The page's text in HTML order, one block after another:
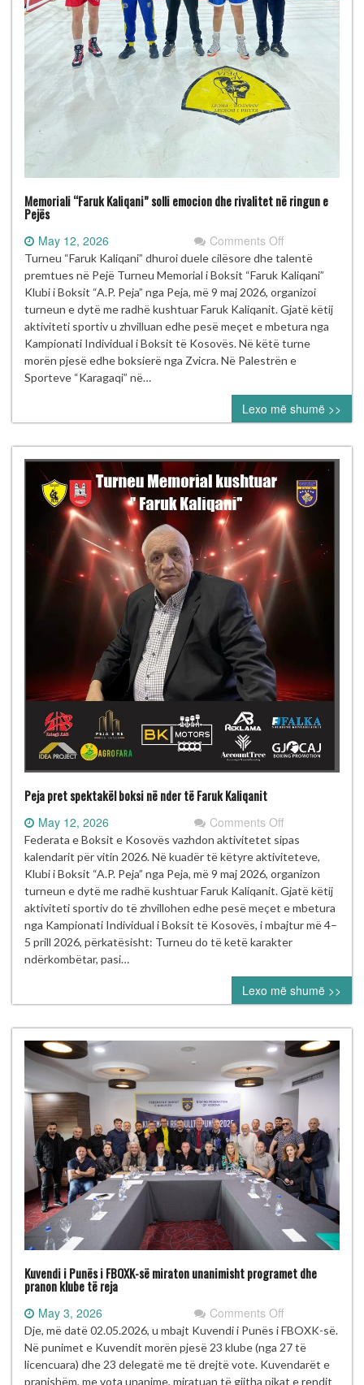
Memoriali “Faruk Kaliqani” solli emocion dhe rivalitet në ringun e
Pejës
May 12, 2026 Comments Offon
Memoriali
“Faruk
Kaliqani”
solli
emocion
dhe
rivalitet
ringun
e
Pejës
Turneu “Faruk Kaliqani” dhuroi duele cilësore dhe talentë
premtues në Pejë Turneu Memorial i Boksit “Faruk Kaliqani”
Klubi i Boksit “A.P. Peja” nga Peja, më 9 maj 2026, organizoi
turneun e dytë me radhë kushtuar Faruk Kaliqanit. Gjatë këtij
aktiviteti sportiv u zhvilluan edhe pesë meçet e mbetura nga
Kampionati Individual i Boksit të Kosovës. Në këtë turne
morën pjesë edhe boksierë nga Zvicra. Në Palestrën e
Sporteve “Karagaqi” në…
Lexo më shumë >>
Peja pret spektakël boksi në nder të Faruk Kaliqanit
May 12, 2026 Comments Offon
Peja
pret
spektakël
boksi
në
nder
të
Kaliqanit
Federata e Boksit e Kosovës vazhdon aktivitetet sipas
kalendarit për vitin 2026. Në kuadër të këtyre aktiviteteve,
Klubi i Boksit “A.P. Peja” nga Peja, më 9 maj 2026, organizon
turneun e dytë me radhë kushtuar Faruk Kaliqanit. Gjatë këtij
aktiviteti sportiv do të zhvillohen edhe pesë meçet e mbetura
nga Kampionati Individual i Boksit të Kosovës, i mbajtur më 4–
5 prill 2026, përkatësisht: Turneu do të ketë karakter
ndërkombëtar, pasi…
Lexo më shumë >>
Kuvendi i Punës i FBOXK-së miraton unanimisht programet dhe
pranon klube të reja
May 3, 2026 Comments Offon
Kuvendi
i
Punës
i
Dje, më datë 02.05.2026, u mbajt Kuvendi i Punës i FBOXK-së.
Në punimet e Kuvendit morën pjesë 23 klube (nga 27 të
licencuara) dhe 23 delegatë me të drejtë vote. Kuvendarët e
pranishëm, me vota unanime, miratuan të gjitha pikat e rendit